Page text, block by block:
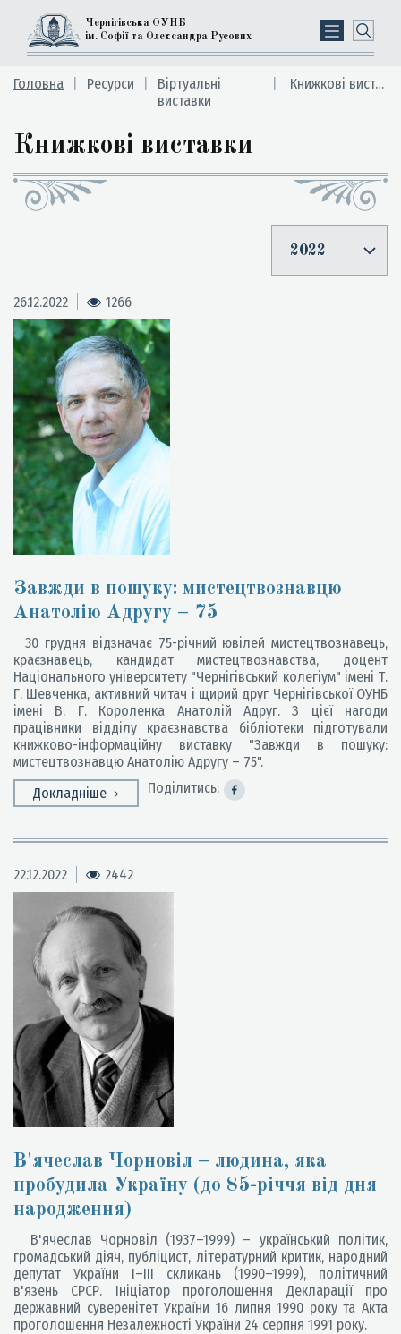
Чернігівська ОУНБ
ім. Софії та Олександра Русових
Головна Ресурси
Вiртуальні
виставки
Книжкові виставки
Книжкові виставки
2022
26.12.2022 1266
Завжди в пошуку: мистецтвознавцю
Aнатолію Aдругу – 75
30 грудня відзначає 75-річний ювілей мистецтвознавець,
краєзнавець, кандидат мистецтвознавства, доцент
Національного університету "Чернігівський колегіум" імені Т.
Г. Шевченка, активний читач і щирий друг Чернігівської ОУНБ
імені В. Г. Короленка Анатолій Адруг. З цієї нагоди
працівники відділу краєзнавства бібліотеки підготували
книжково-інформаційну виставку "Завжди в пошуку:
мистецтвознавцю Анатолію Адругу – 75".
Докладніше
Поділитись:
22.12.2022 2442
В'ячеслав Чорновіл – людина, яка
пробудила Україну (до 85-річчя від дня
народження)
В'ячеслав Чорновіл (1937–1999) – український політик,
громадський діяч, публіцист, літературний критик, народний
депутат України I–III скликань (1990–1999), політичний
в'язень СРСР. Ініціатор проголошення Декларації про
державний суверенітет України 16 липня 1990 року та Акта
проголошення Незалежності України 24 серпня 1991 року.